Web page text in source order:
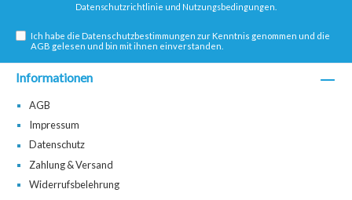
Datenschutzrichtlinie und Nutzungsbedingungen
Ich habe dieDatenschutzbestimmungen zur Kenntnis genommen und die
AGB gelesen und bin mit ihnen einverstanden.
Informationen
AGB
Impressum
Datenschutz
Zahlung & Versand
Widerrufsbelehrung